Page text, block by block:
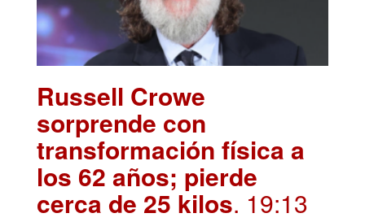
Russell Crowe
sorprende con
transformación física a
los 62 años; pierde
cerca de 25 kilos. 19:13